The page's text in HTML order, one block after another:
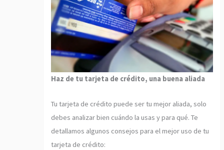
Haz de tu tarjeta de crédito, una buena aliada
Tu tarjeta de crédito puede ser tu mejor aliada, solo
debes analizar bien cuándo la usas y para qué. Te
detallamos algunos consejos para el mejor uso de tu
tarjeta de crédito: